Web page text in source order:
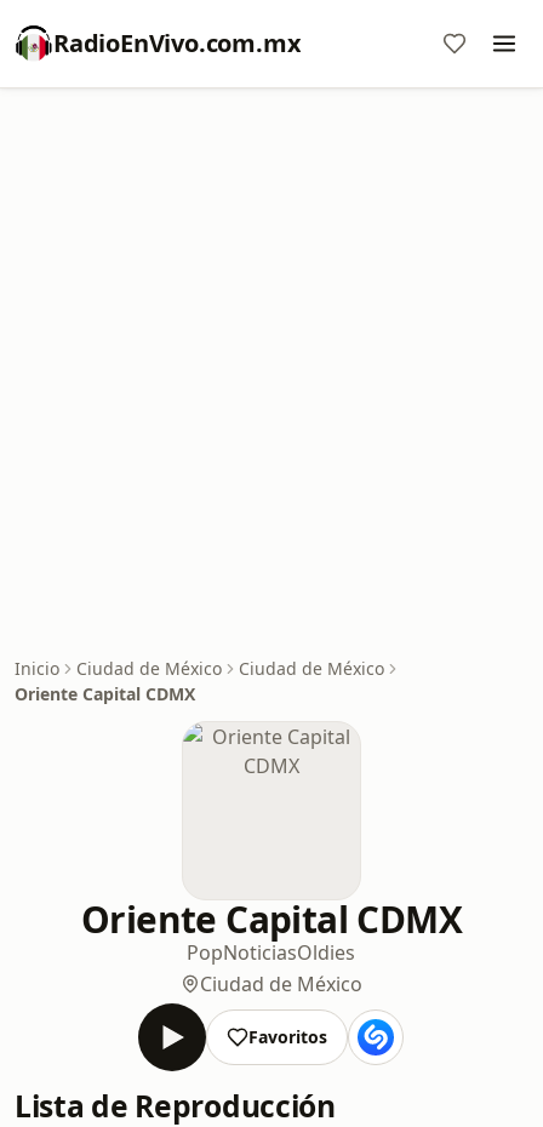
RadioEnVivo.com.mx
Inicio Ciudad de México
Ciudad de México
Oriente Capital CDMX
Oriente Capital CDMX
PopNoticiasOldies
Ciudad de México
Favoritos
Lista de Reproducción